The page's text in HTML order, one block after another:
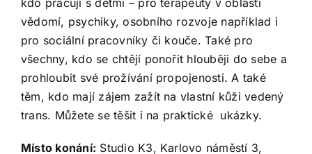
kdo pracují s dětmi – pro terapeuty v oblasti
vědomí, psychiky, osobního rozvoje například i
pro sociální pracovníky či kouče. Také pro
všechny, kdo se chtějí ponořit hlouběji do sebe a
prohloubit své prožívání propojenosti. A také
těm, kdo mají zájem zažít na vlastní kůži vedený
trans. Můžete se těšit i na praktické ukázky.
Místo konání: Studio K3, Karlovo náměstí 3,